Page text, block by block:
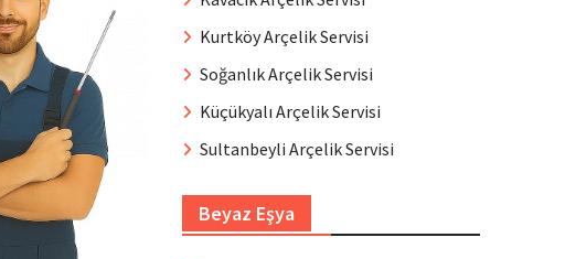
Kurtköy Arçelik Servisi
Soğanlık Arçelik Servisi
Küçükyalı Arçelik Servisi
Sultanbeyli Arçelik Servisi
Beyaz Eşya